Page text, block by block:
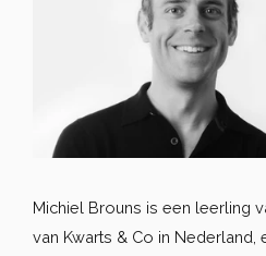
Michiel Brouns is een leerling
van Kwarts & Co in Nederland,